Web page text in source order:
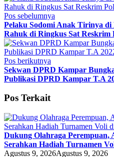
Pos sebelumnya
Pelaku Sodomi Anak Tirinya
Rahuk di Ringkus Sat Reskrim
Pos berikutnya
Sekwan DPRD Kampar
Publikasi DPRD Kampar T.A
Pos Terkait
Dukung Olahraga
Serahkan Hadiah Turnamen
Agustus 9, 2026Agustus 9, 2026